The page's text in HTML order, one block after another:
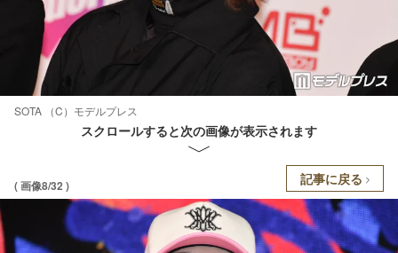
SOTA （C）モデルプレス
スクロールすると次の画像が表示されます
( 画像8/32 ) 記事に戻る